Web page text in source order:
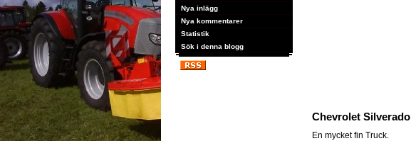
Nya inlägg
Nya kommentarer
Statistik
Sök i denna blogg
Chevrolet Silverado
En mycket fin Truck.